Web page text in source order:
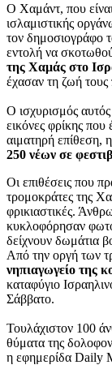
Ο Χαμάντ, που
ισλαμιστικής
τον δημοσιογράφο
εντολή να
της Χαμάς στο
έχασαν τη ζωή
Ο ισχυρισμός
εικόνες φρίκης που
αιματηρή επίθεση,
250 νέων σε
Οι επιθέσεις που
τρομοκράτες της
φρικιαστικές.
κυκλοφόρησαν
δείχνουν δωμάτια
Από την οργή των
νηπιαγωγείο της
καταφύγιο
Σάββατο.
Τουλάχιστον 100
θύματα της
η εφημερίδα Daily